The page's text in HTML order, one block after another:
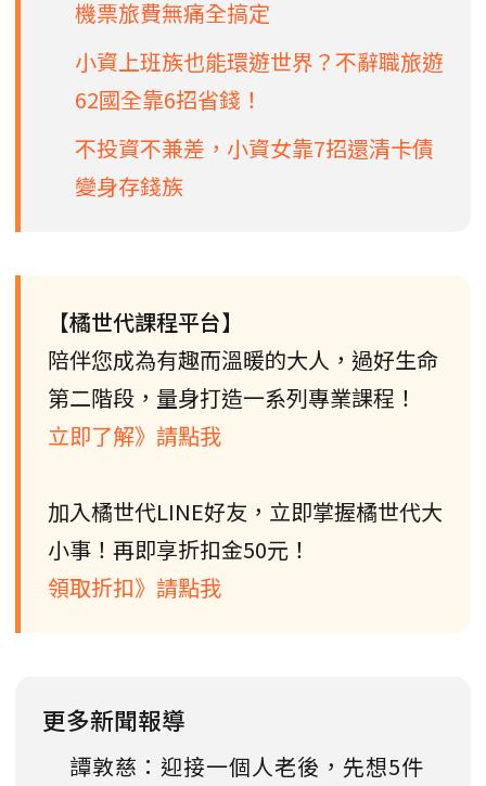
機票旅費無痛全搞定
小資上班族也能環遊世界？不辭職旅遊
62國全靠6招省錢！
不投資不兼差，小資女靠7招還清卡債
變身存錢族
【橘世代課程平台】
陪伴您成為有趣而溫暖的大人，過好生命
第二階段，量身打造一系列專業課程！
立即了解》請點我
加入橘世代LINE好友，立即掌握橘世代大
小事！再即享折扣金50元！
領取折扣》請點我
更多新聞報導
譚敦慈：迎接一個人老後，先想5件